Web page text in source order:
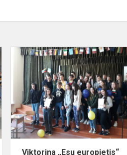
Gatvės
muzikos
diena
Viktorina „Esu europietis“